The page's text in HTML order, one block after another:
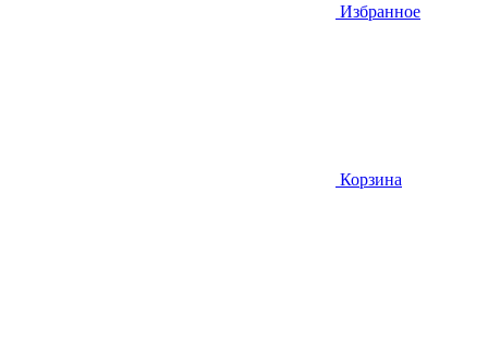
Избранное
Корзина